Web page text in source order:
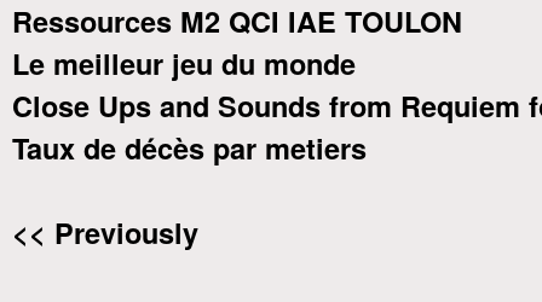
Ressources M2 QCI IAE TOULON
Le meilleur jeu du monde
Close Ups and Sounds from Requiem
Taux de décès par metiers
<< Previously